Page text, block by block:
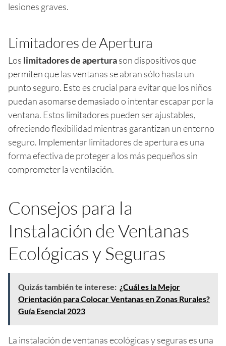
lesiones graves.
Limitadores de Apertura
Los limitadores de aperturason dispositivos que
permiten que las ventanas se abran sólo hasta un
punto seguro. Esto es crucial para evitar que los niños
puedan asomarse demasiado o intentar escapar por la
ventana. Estos limitadores pueden ser ajustables,
ofreciendo flexibilidad mientras garantizan un entorno
seguro. Implementar limitadores de apertura es una
forma efectiva de proteger a los más pequeños sin
comprometer la ventilación.
Consejos para la
Instalación de Ventanas
Ecológicas y Seguras
Quizás también te interese: ¿Cuál es la Mejor
Orientación para Colocar Ventanas en Zonas Rurales?
Guía Esencial 2023
La instalación de ventanas ecológicas y seguras es una